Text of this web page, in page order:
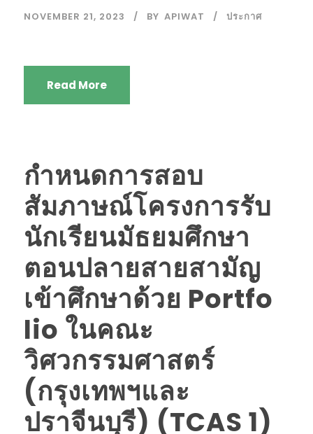
NOVEMBER 21, 2023 BY APIWAT ประกาศ
Read More
กำหนดการสอบ
สัมภาษณ์โครงการรับ
นักเรียนมัธยมศึกษา
ตอนปลายสายสามัญ
เข้าศึกษาด้วย Portfo
lio ในคณะ
วิศวกรรมศาสตร์
(กรุงเทพฯและ
ปราจีนบุรี) (TCAS 1)